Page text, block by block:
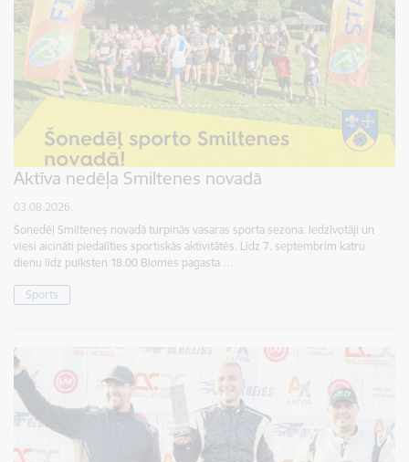
Aktīva nedēļa Smiltenes novadā
03.08.2026.
Šonedēļ Smiltenes novadā turpinās vasaras sporta sezona. Iedzīvotāji un
viesi aicināti piedalīties sportiskās aktivitātēs. Līdz 7. septembrim katru
dienu līdz pulksten 18.00 Blomes pagasta …
Sports